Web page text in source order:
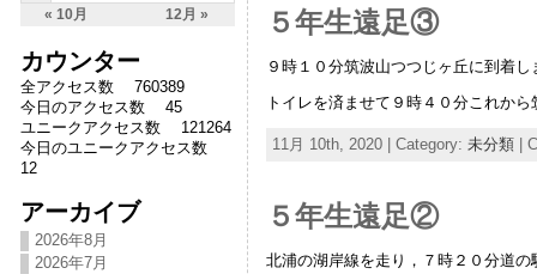
« 10月 12月 »
カウンター
全アクセス数 760389
今日のアクセス数 45
ユニークアクセス数 121264
今日のユニークアクセス数
12
アーカイブ
2026年8月
2026年7月
５年生遠足③
９時１０分筑波山つつじヶ丘に到着し
トイレを済ませて９時４０分これか
11月 10th, 2020 | Category: 未分類|
５年生遠足②
北浦の湖岸線を走り，７時２０分道